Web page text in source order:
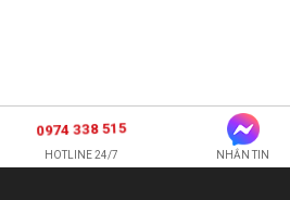
0974 338 515
HOTLINE 24/7 NHẮN TIN